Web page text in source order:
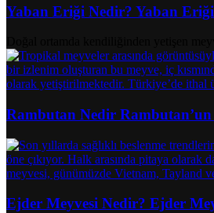
Yaban Eriği Nedir? Yaban
Rambutan Nedir
Ejder Meyvesi Nedir? Ejder